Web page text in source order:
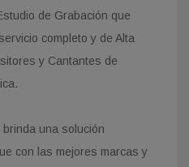
de Grabación que
completo y de Alta
y Cantantes de
una solución
con las mejores marcas y